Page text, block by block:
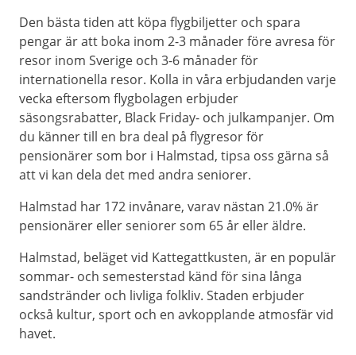
Den bästa tiden att köpa flygbiljetter och spara
pengar är att boka inom 2-3 månader före avresa för
resor inom Sverige och 3-6 månader för
internationella resor. Kolla in våra erbjudanden varje
vecka eftersom flygbolagen erbjuder
säsongsrabatter, Black Friday- och julkampanjer. Om
du känner till en bra deal på flygresor för
pensionärer som bor i Halmstad, tipsa oss gärna så
att vi kan dela det med andra seniorer.
Halmstad har 172 invånare, varav nästan 21.0% är
pensionärer eller seniorer som 65 år eller äldre.
Halmstad, beläget vid Kattegattkusten, är en populär
sommar- och semesterstad känd för sina långa
sandstränder och livliga folkliv. Staden erbjuder
också kultur, sport och en avkopplande atmosfär vid
havet.